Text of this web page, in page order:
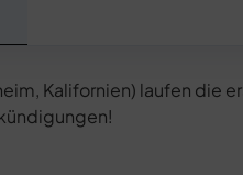
Kalifornien) laufen die